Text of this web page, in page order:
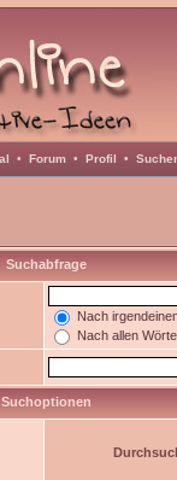
• Forum • Profil •
Suchabfrage
Nach
Nach allen
Suchoptionen